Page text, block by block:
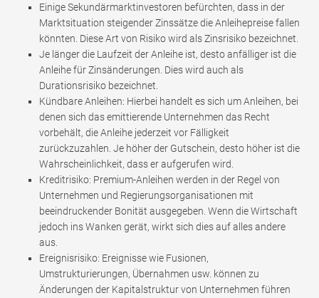
Einige Sekundärmarktinvestoren befürchten, dass in der
Marktsituation steigender Zinssätze die Anleihepreise fallen
könnten. Diese Art von Risiko wird als Zinsrisiko bezeichnet.
Je länger die Laufzeit der Anleihe ist, desto anfälliger ist die
Anleihe für Zinsänderungen. Dies wird auch als
Durationsrisiko bezeichnet.
Kündbare Anleihen: Hierbei handelt es sich um Anleihen, bei
denen sich das emittierende Unternehmen das Recht
vorbehält, die Anleihe jederzeit vor Fälligkeit
zurückzuzahlen. Je höher der Gutschein, desto höher ist die
Wahrscheinlichkeit, dass er aufgerufen wird.
Kreditrisiko: Premium-Anleihen werden in der Regel von
Unternehmen und Regierungsorganisationen mit
beeindruckender Bonität ausgegeben. Wenn die Wirtschaft
jedoch ins Wanken gerät, wirkt sich dies auf alles andere
aus.
Ereignisrisiko: Ereignisse wie Fusionen,
Umstrukturierungen, Übernahmen usw. können zu
Änderungen der Kapitalstruktur von Unternehmen führen